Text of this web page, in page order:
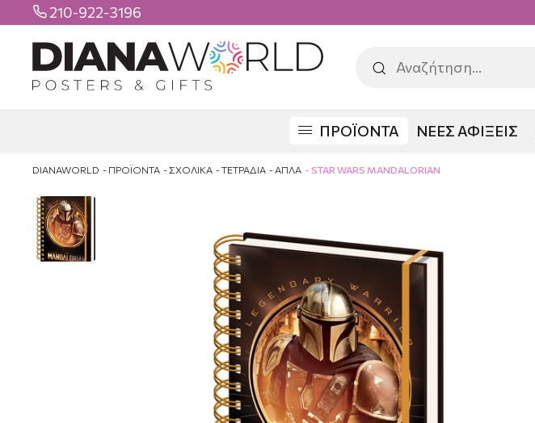
 210-922-3196
ΠΡΟΪΟΝΤΑ ΝΕΕΣ ΑΦΙΞΕΙΣ
DIANAWORLD ΠΡΟΪΟΝΤΑ ΣΧΟΛΙΚΑ ΤΕΤΡΑΔΙΑ ΑΠΛΑ STAR WARS MANDALORIAN